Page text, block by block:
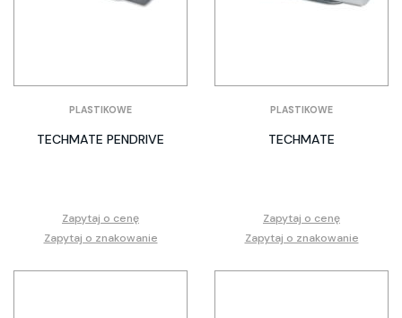
PLASTIKOWE
TECHMATE PENDRIVE
Zapytaj o cenę
Zapytaj o znakowanie
PLASTIKOWE
TECHMATE
Zapytaj o cenę
Zapytaj o znakowanie